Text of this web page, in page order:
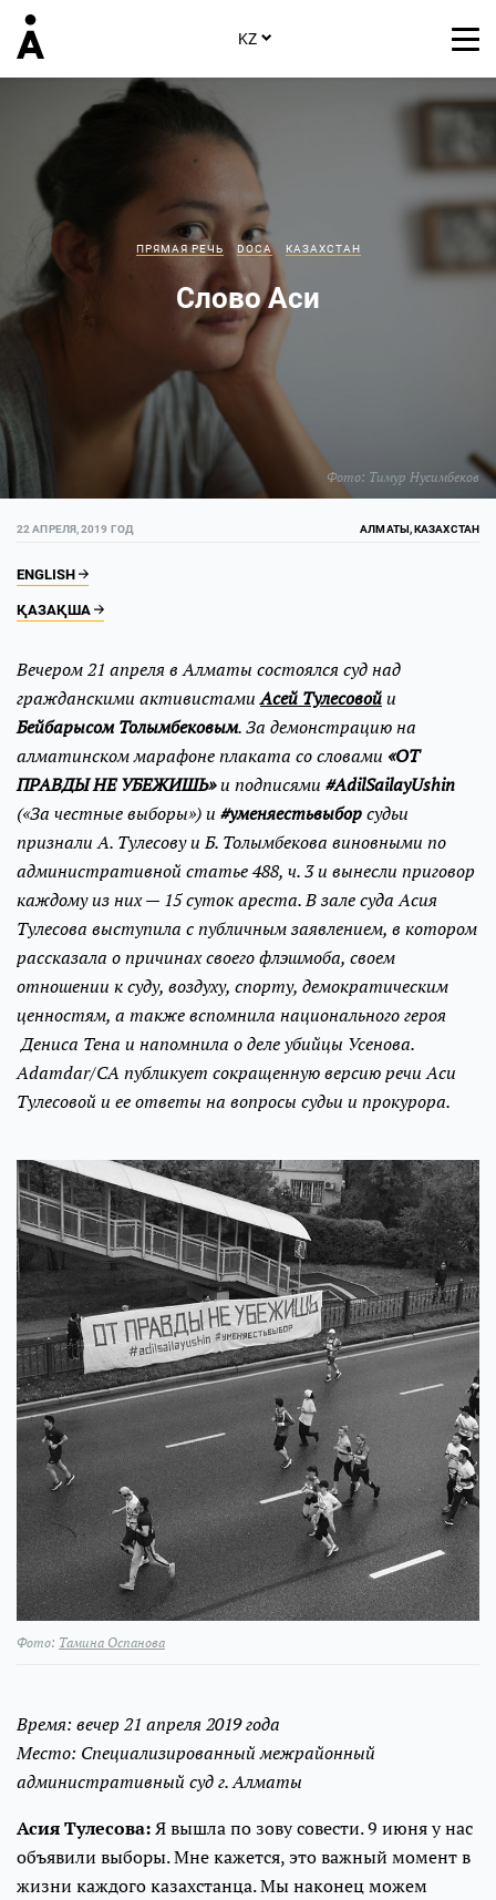
KZ
Фото: Тимур Нусимбеков
ПРЯМАЯ РЕЧЬ DOCA КАЗАХСТАН
Слово Аси
22 АПРЕЛЯ, 2019 ГОД АЛМАТЫ, КАЗАХСТАН
ENGLISH
ҚАЗАҚША
Вечером 21 апреля в Алматы состоялся суд над
гражданскими активистами Асей Тулесовойи
Бейбарысом Толымбековым. За демонстрацию на
алматинском марафоне плаката со словами «ОТ
ПРАВДЫ НЕ УБЕЖИШЬ»и подписями #AdilSailayUshin
(«За честные выборы») и #уменяестьвыборсудьи
признали А. Тулесову и Б. Толымбекова виновными по
административной статье 488, ч. 3 и вынесли приговор
каждому из них — 15 суток ареста. В зале суда Асия
Тулесова выступила с публичным заявлением, в котором
рассказала о причинах своего флэшмоба, своем
отношении к суду, воздуху, спорту, демократическим
ценностям, а также вспомнила национального героя
Дениса Тена и напомнила о деле убийцы Усенова.
Adamdar/CA публикует сокращенную версию речи Аси
Тулесовой и ее ответы на вопросы судьи и прокурора.
Фото: Тамина Оспанова
Время: вечер 21 апреля 2019 года
Место: Специализированный межрайонный
административный суд г. Алматы
Асия Тулесова:Я вышла по зову совести. 9 июня у нас
объявили выборы. Мне кажется, это важный момент в
жизни каждого казахстанца. Мы наконец можем